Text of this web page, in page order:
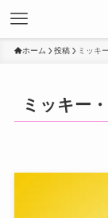
ホーム 投稿 ミッキ
ミッキー